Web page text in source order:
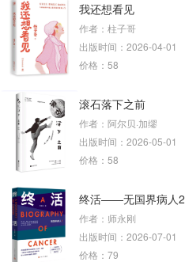
我还想看见
作者：柱子哥
出版时间：2026-04-01
价格：58
滚石落下之前
作者：阿尔贝·加缪
出版时间：2026-05-01
价格：58
终活——无国界病人2
作者：师永刚
出版时间：2026-07-01
价格：79